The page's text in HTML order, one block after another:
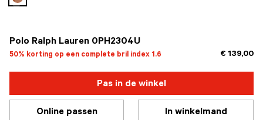
Polo Ralph Lauren 0PH2304U
50% korting op een complete bril index 1.6 € 139,00
geselecteerd
Pas in de winkel
Online passen In winkelmand